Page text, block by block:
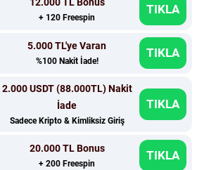
+ 120 Freespin
TIKLA
5.000 TL'ye Varan
%100 Nakit İade!
TIKLA
2.000 USDT (88.000TL) Nakit
İade
Sadece Kripto & Kimliksiz Giriş
TIKLA
20.000 TL Bonus
+ 200 Freespin
TIKLA